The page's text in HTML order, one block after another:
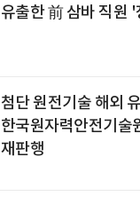
유출한 前 삼바 직원
첨단 원전기술 해외
한국원자력안전기술
재판행